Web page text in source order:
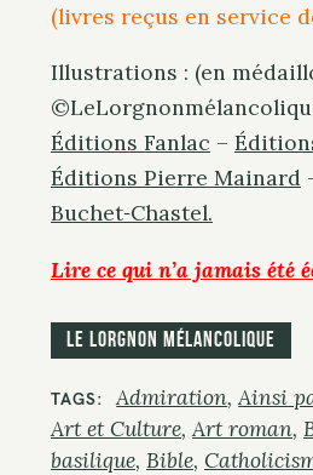
(livres reçus en service
Illustrations : (en
Éditions Fanlac –
Éditions Pierre Mainard
Buchet‑Chastel.
Lire ce qui n’a jamais été
Le Lorgnon mélancolique
TAGS Admiration Ainsi
Art et Culture Art roman
basilique Bible